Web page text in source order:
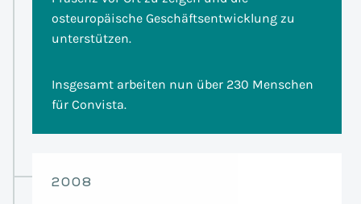
osteuropäische Geschäftsentwicklung zu
unterstützen.
Insgesamt arbeiten nun über 230 Menschen
für Convista.
2008